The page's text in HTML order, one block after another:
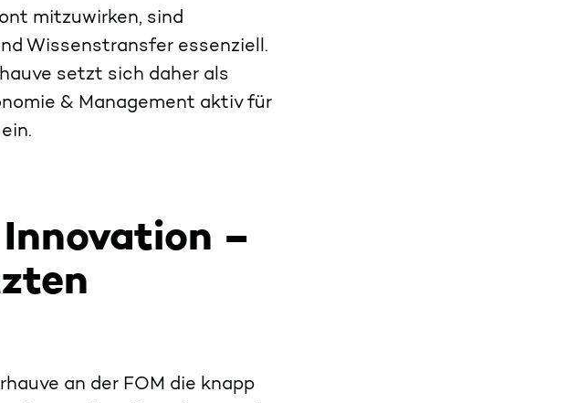
mitzuwirken, sind
Wissenstransfer essenziell.
setzt sich daher als
& Management aktiv für
–
an der FOM die knapp